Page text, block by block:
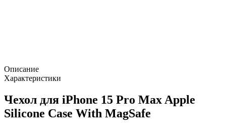
Описание
Характеристики
Чехол для iPhone 15 Pro Max Apple
Silicone Case With MagSafe